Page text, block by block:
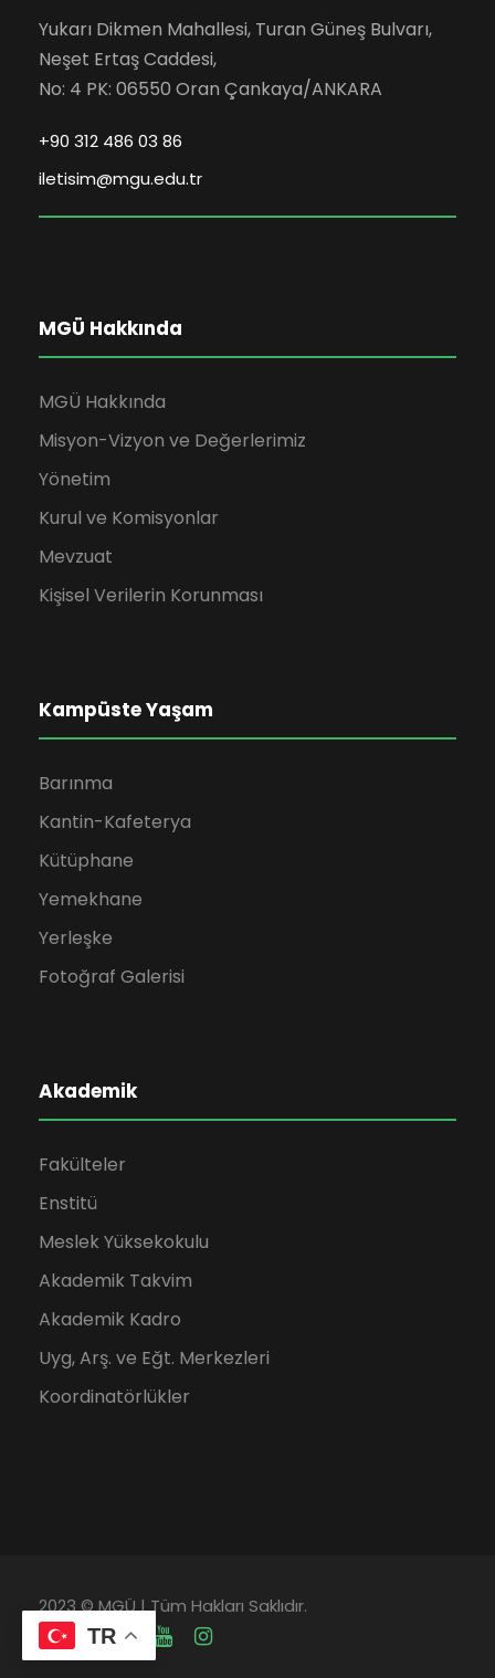
Yukarı Dikmen Mahallesi, Turan Güneş Bulvarı,
Neşet Ertaş Caddesi,
No: 4 PK: 06550 Oran Çankaya/ANKARA
+90 312 486 03 86
iletisim@mgu.edu.tr
MGÜ Hakkında
MGÜ Hakkında
Misyon-Vizyon ve Değerlerimiz
Yönetim
Kurul ve Komisyonlar
Mevzuat
Kişisel Verilerin Korunması
Kampüste Yaşam
Barınma
Kantin-Kafeterya
Kütüphane
Yemekhane
Yerleşke
Fotoğraf Galerisi
Akademik
Fakülteler
Enstitü
Meslek Yüksekokulu
Akademik Takvim
Akademik Kadro
Uyg, Arş. ve Eğt. Merkezleri
Koordinatörlükler
2023 © MGÜ | Tüm Hakları Saklıdır.
TR